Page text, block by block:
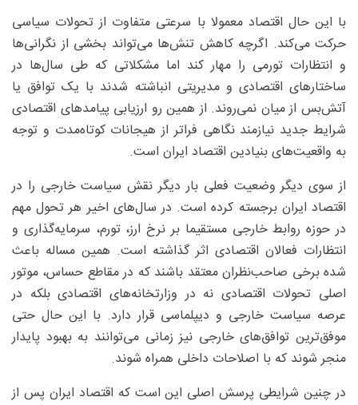
با این حال اقتصاد معمولا با سرعتی متفاوت از تحولات سیاسی
حرکت می‌کند. اگرچه کاهش تنش‌ها می‌تواند بخشی از نگرانی‌ها
و انتظارات تورمی را مهار کند اما مشکلاتی که طی سال‌ها در
ساختارهای اقتصادی و مدیریتی انباشته شدند با یک توافق یا
آتش‌بس از میان نمی‌روند. از همین رو ارزیابی پیامدهای اقتصادی
شرایط جدید نیازمند نگاهی فراتر از هیجانات کوتاه‌مدت و توجه
به واقعیت‌های بنیادین اقتصاد ایران است.
از سوی دیگر وضعیت فعلی بار دیگر نقش سیاست خارجی را در
اقتصاد ایران برجسته کرده است. در سال‌های اخیر هر تحول مهم
در حوزه روابط خارجی مستقیما بر نرخ ارز، تورم، سرمایه‌گذاری و
انتظارات فعالان اقتصادی اثر گذاشته است. همین مساله باعث
شده برخی صاحب‌نظران معتقد باشند که در مقاطع حساس، موتور
اصلی تحولات اقتصادی نه در وزارتخانه‌های اقتصادی بلکه در
عرصه سیاست خارجی و دیپلماسی قرار دارد. با این حال حتی
موفق‌ترین توافق‌های خارجی نیز زمانی می‌توانند به بهبود پایدار
منجر شوند که با اصلاحات داخلی همراه شوند.
در چنین شرایطی پرسش اصلی این است که اقتصاد ایران پس از